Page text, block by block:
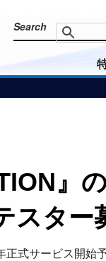
』
スター
式サービス開始予